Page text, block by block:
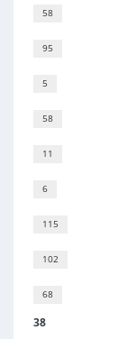
58
95
5
58
11
6
115
102
68
38